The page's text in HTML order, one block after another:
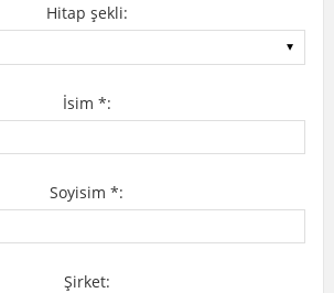
Hitap şekli:
İsim *:
Soyisim *:
Şirket: